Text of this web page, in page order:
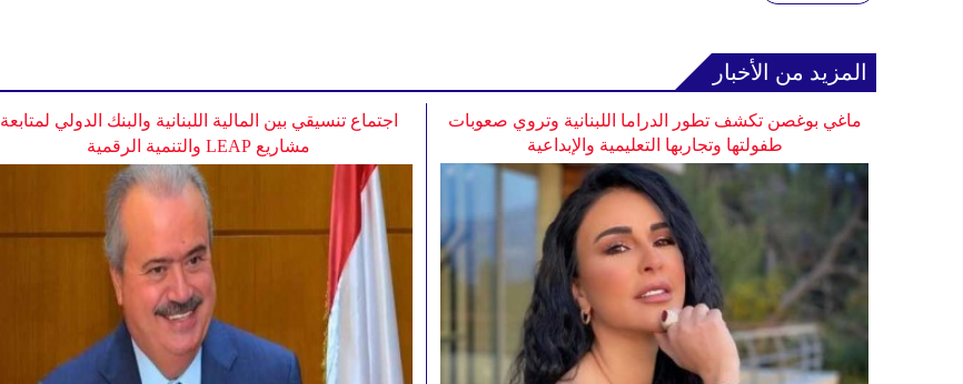
المزيد من الأخبار
اجتماع تنسيقي بين المالية اللبنانية والبنك الدولي لمتابعة
مشاريع LEAP والتنمية الرقمية
ماغي بوغصن تكشف تطور الدراما اللبنانية وتروي صعوبات
طفولتها وتجاربها التعليمية والإبداعية